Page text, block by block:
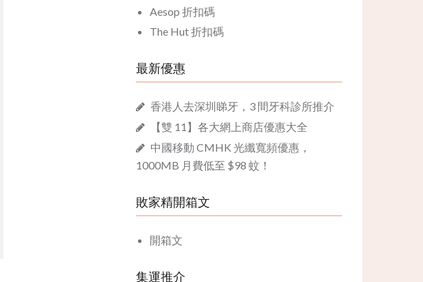
Aesop 折扣碼
The Hut 折扣碼
最新優惠
香港人去深圳睇牙，3 間牙科診所推介
【雙 11】各大網上商店優惠大全
中國移動 CMHK 光纖寬頻優惠，
1000MB 月費低至 $98 蚊！
敗家精開箱文
開箱文
集運推介